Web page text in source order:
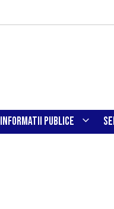
INFORMATII PUBLICE